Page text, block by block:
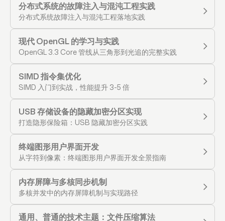
分布式系统的故障注入与混沌工程实践
分布式系统故障注入与混沌工程落地实践
现代 OpenGL 的学习与实践
OpenGL 3.3 Core 管线从三角形到光追的完整实践
SIMD 指令集优化
SIMD 入门到实战，性能提升 3-5 倍
USB 存储设备的隐藏加密分区实现
打造隐形保险箱：USB 隐藏加密分区实践
终端图形用户界面开发
从字符到像素：终端图形用户界面开发全景指南
内存屏障与多核同步机制
多核并发中的内存屏障机制与实现路径
通用、普通的技术主题：文件压缩算法